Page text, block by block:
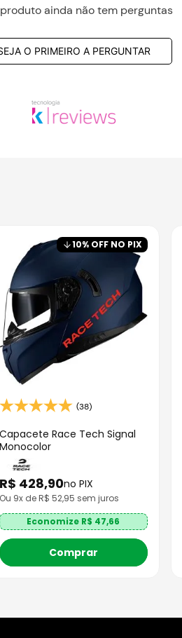
ainda não tem perguntas
O PRIMEIRO A PERGUNTAR
10% OFF NO PIX
(38)
Capacete Race Tech Signal
Monocolor
R$ 428,90no PIX
Ou 9x de R$ 52,95 sem juros
Economize R$ 47,66
Comprar